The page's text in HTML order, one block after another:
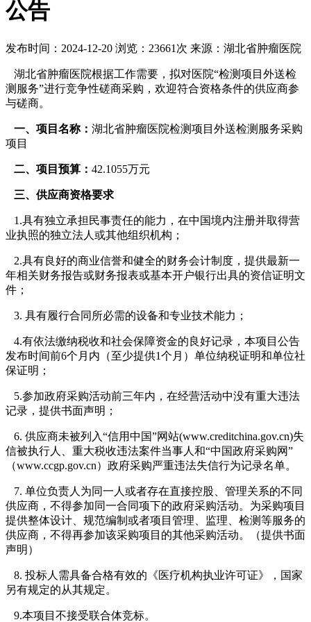
公告
发布时间：2024-12-20 浏览：23661次 来源：湖北省肿瘤医院
湖北省肿瘤医院根据工作需要，拟对医院“检测项目外送检
测服务”进行竞争性磋商采购，欢迎符合资格条件的供应商参
与磋商。
一、项目名称： 湖北省肿瘤医院检测项目外送检测服务采购
项目
二、项目预算： 42.1055万元
三、供应商资格要求
1.具有独立承担民事责任的能力，在中国境内注册并取得营
业执照的独立法人或其他组织机构；
2.具有良好的商业信誉和健全的财务会计制度，提供最新一
年相关财务报告或财务报表或基本开户银行出具的资信证明文
件；
3. 具有履行合同所必需的设备和专业技术能力；
4.有依法缴纳税收和社会保障资金的良好记录，本项目公告
发布时间前6个月内（至少提供1个月）单位纳税证明和单位社
保证明；
5.参加政府采购活动前三年内，在经营活动中没有重大违法
记录，提供书面声明；
6. 供应商未被列入“信用中国”网站(www.creditchina.gov.cn)失
信被执行人、重大税收违法案件当事人和“中国政府采购网”
（www.ccgp.gov.cn）政府采购严重违法失信行为记录名单。
7. 单位负责人为同一人或者存在直接控股、管理关系的不同
供应商，不得参加同一合同项下的政府采购活动。为采购项目
提供整体设计、规范编制或者项目管理、监理、检测等服务的
供应商，不得再参加该采购项目的其他采购活动。（提供书面
声明）
8. 投标人需具备合格有效的《医疗机构执业许可证》，国家
另有规定的从其规定。
9.本项目不接受联合体竞标。